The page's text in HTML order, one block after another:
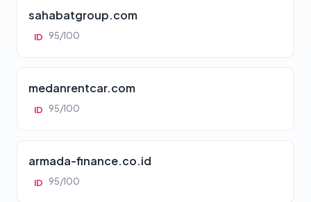
sahabatgroup.com
ID 95/100
medanrentcar.com
ID 95/100
armada-finance.co.id
ID 95/100